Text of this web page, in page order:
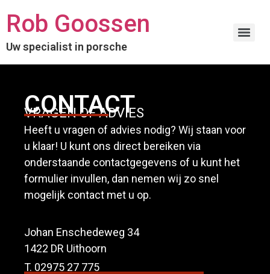
Rob Goossen
Uw specialist in porsche
CONTACT
VRAGEN OF ADVIES
Heeft u vragen of advies nodig? Wij staan voor
u klaar! U kunt ons direct bereiken via
onderstaande contactgegevens of u kunt het
formulier invullen, dan nemen wij zo snel
mogelijk contact met u op.
Johan Enschedeweg 34
1422 DR Uithoorn
T. 02975 27 775